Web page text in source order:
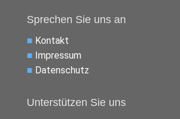
Sprechen Sie uns an
■ Kontakt
■ Impressum
■ Datenschutz
Unterstützen Sie uns